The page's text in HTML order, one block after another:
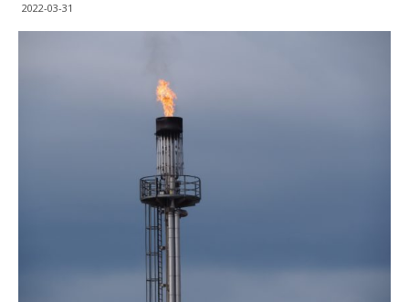
2022-03-31